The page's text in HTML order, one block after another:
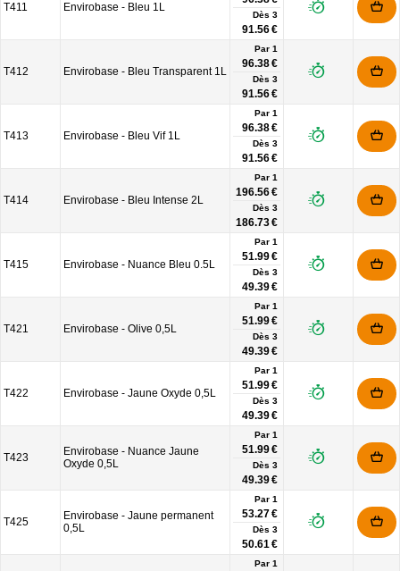
T411 Envirobase - Bleu 1L
Dès 3
91.56 €
T412 Envirobase - Bleu Transparent 1L
Par 1
96.38 €
Dès 3
91.56 €
T413 Envirobase - Bleu Vif 1L
Par 1
96.38 €
Dès 3
91.56 €
T414 Envirobase - Bleu Intense 2L
Par 1
196.56 €
Dès 3
186.73 €
T415 Envirobase - Nuance Bleu 0.5L
Par 1
51.99 €
Dès 3
49.39 €
T421 Envirobase - Olive 0,5L
Par 1
51.99 €
Dès 3
49.39 €
T422 Envirobase - Jaune Oxyde 0,5L
Par 1
51.99 €
Dès 3
49.39 €
T423
Envirobase - Nuance Jaune
Oxyde 0,5L
Par 1
51.99 €
Dès 3
49.39 €
T425
Envirobase - Jaune permanent
0,5L
Par 1
53.27 €
Dès 3
50.61 €
Par 1